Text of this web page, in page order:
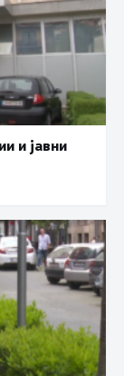
и јавни